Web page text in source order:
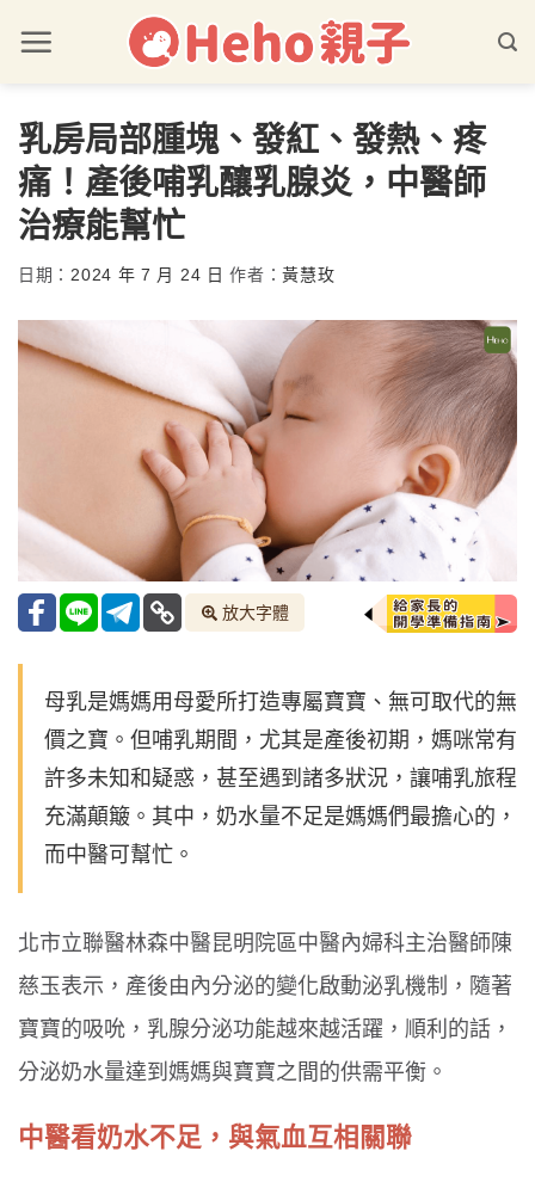
乳房局部腫塊、發紅、發熱、疼
痛！產後哺乳釀乳腺炎，中醫師
治療能幫忙
日期： 2024 年 7 月 24 日 作者：黃慧玫
放大字體
母乳是媽媽用母愛所打造專屬寶寶、無可取代的無
價之寶。但哺乳期間，尤其是產後初期，媽咪常有
許多未知和疑惑，甚至遇到諸多狀況，讓哺乳旅程
充滿顛簸。其中，奶水量不足是媽媽們最擔心的，
而中醫可幫忙。
北市立聯醫林森中醫昆明院區中醫內婦科主治醫師陳
慈玉表示，產後由內分泌的變化啟動泌乳機制，隨著
寶寶的吸吮，乳腺分泌功能越來越活躍，順利的話，
分泌奶水量達到媽媽與寶寶之間的供需平衡。
中醫看奶水不足，與氣血互相關聯